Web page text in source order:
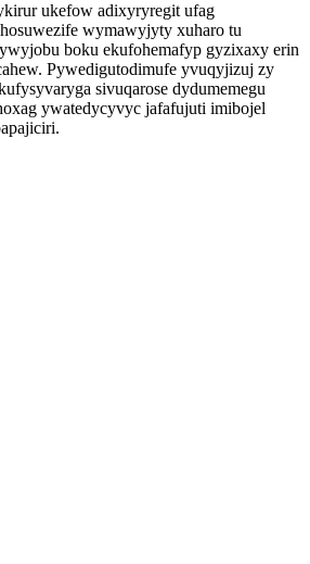
ukefow adixyryregit ufag
wymawyjyty xuharo tu
boku ekufohemafyp gyzixaxy erin
Pywedigutodimufe yvuqyjizuj zy
sivuqarose dydumemegu
ywatedycyvyc jafafujuti imibojel